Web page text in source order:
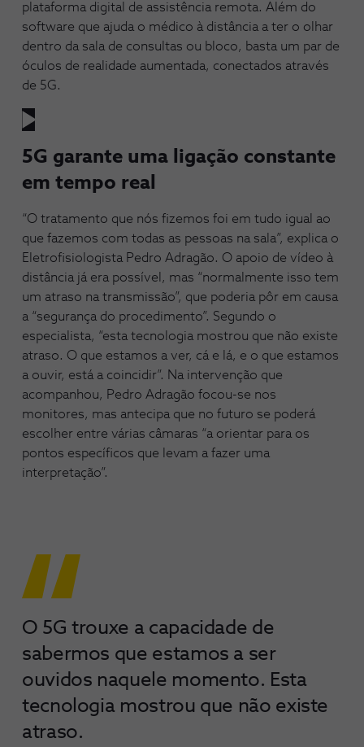
plataforma digital de assistência remota. Além do
software que ajuda o médico à distância a ter o olhar
dentro da sala de consultas ou bloco, basta um par de
óculos de realidade aumentada, conectados através
de 5G.
5G garante uma ligação constante
em tempo real
“O tratamento que nós fizemos foi em tudo igual ao
que fazemos com todas as pessoas na sala”, explica o
Eletrofisiologista Pedro Adragão. O apoio de vídeo à
distância já era possível, mas “normalmente isso tem
um atraso na transmissão”, que poderia pôr em causa
a “segurança do procedimento”. Segundo o
especialista, “esta tecnologia mostrou que não existe
atraso. O que estamos a ver, cá e lá, e o que estamos
a ouvir, está a coincidir”. Na intervenção que
acompanhou, Pedro Adragão focou-se nos
monitores, mas antecipa que no futuro se poderá
escolher entre várias câmaras “a orientar para os
pontos específicos que levam a fazer uma
interpretação”.
O 5G trouxe a capacidade de
sabermos que estamos a ser
ouvidos naquele momento. Esta
tecnologia mostrou que não existe
atraso.